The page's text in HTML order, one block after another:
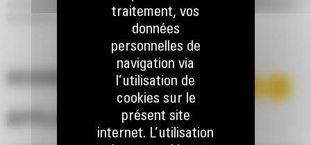
production. Les avantages de cette conception: des facteurs de remplissage et
APPLICATION
traitement, vos
données
personnelles de
navigation via
l’utilisation de
cookies sur le
présent site
internet. L’utilisation